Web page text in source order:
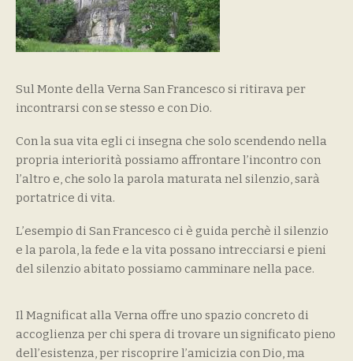
Sul Monte della Verna San Francesco si ritirava per
incontrarsi con se stesso e con Dio.
Con la sua vita egli ci insegna che solo scendendo nella
propria interiorità possiamo affrontare l’incontro con
l’altro e, che solo la parola maturata nel silenzio, sarà
portatrice di vita.
L’esempio di San Francesco ci è guida perchè il silenzio
e la parola, la fede e la vita possano intrecciarsi e pieni
del silenzio abitato possiamo camminare nella pace.
Il Magnificat alla Verna offre uno spazio concreto di
accoglienza per chi spera di trovare un significato pieno
dell’esistenza, per riscoprire l’amicizia con Dio, ma